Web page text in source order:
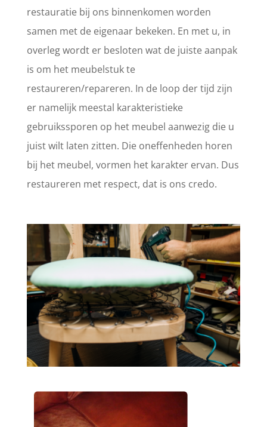
restauratie bij ons binnenkomen worden
samen met de eigenaar bekeken. En met u, in
overleg wordt er besloten wat de juiste aanpak
is om het meubelstuk te
restaureren/repareren. In de loop der tijd zijn
er namelijk meestal karakteristieke
gebruikssporen op het meubel aanwezig die u
juist wilt laten zitten. Die oneffenheden horen
bij het meubel, vormen het karakter ervan. Dus
restaureren met respect, dat is ons credo.